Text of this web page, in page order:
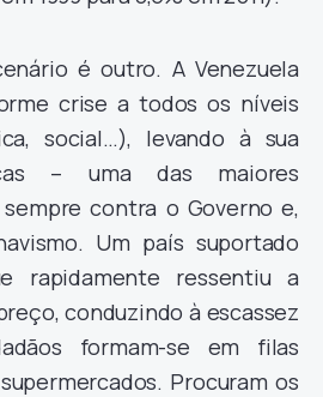
é outro. A Venezuela
crise a todos os níveis
social…), levando à sua
– uma das maiores
contra o Governo e,
Um país suportado
rapidamente ressentiu a
conduzindo à escassez
formam-se em filas
Procuram os